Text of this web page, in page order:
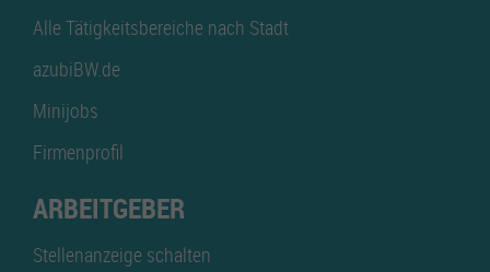
Alle Tätigkeitsbereiche nach Stadt
azubiBW.de
Minijobs
Firmenprofil
ARBEITGEBER
Stellenanzeige schalten